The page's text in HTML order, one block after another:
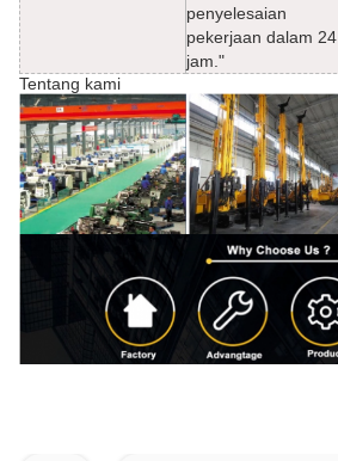
penyelesaian
pekerjaan dalam 24
jam."
Tentang kami